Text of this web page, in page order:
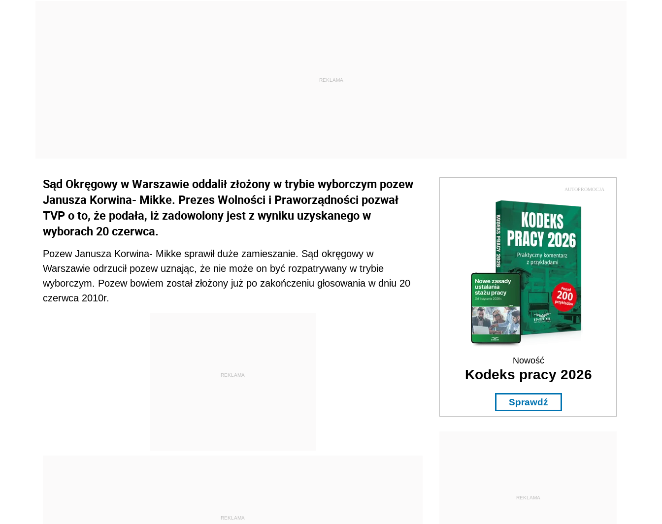
Sąd Okręgowy w Warszawie oddalił złożony w trybie wyborczym pozew
Janusza Korwina- Mikke. Prezes Wolności i Praworządności pozwał
TVP o to, że podała, iż zadowolony jest z wyniku uzyskanego w
wyborach 20 czerwca.
Pozew Janusza Korwina- Mikke sprawił duże zamieszanie. Sąd okręgowy w
Warszawie odrzucił pozew uznając, że nie może on być rozpatrywany w trybie
wyborczym. Pozew bowiem został złożony już po zakończeniu głosowania w dniu 20
czerwca 2010r.
REKLAMA
REKLAMA
AUTOPROMOCJA
Nowość
Kodeks pracy 2026
Sprawdź
REKLAMA